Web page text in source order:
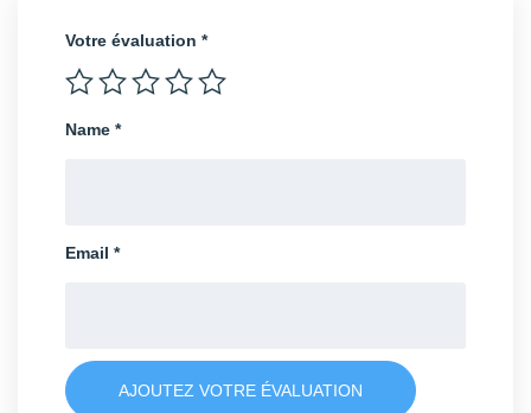
Votre évaluation *
Name *
Email *
AJOUTEZ VOTRE ÉVALUATION